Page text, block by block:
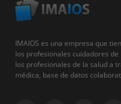
IMAIOS es una empresa que
los profesionales cuidadores
los profesionales de la salud a
médica, base de datos